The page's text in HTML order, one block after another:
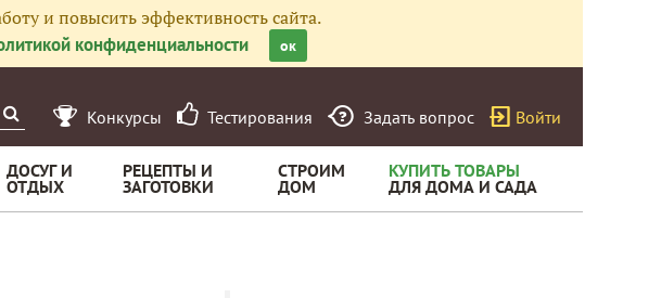
и повысить эффективность сайта.
конфиденциальности ок
Конкурсы Тестирования Задать вопрос Войти
ДОСУГ И
ОТДЫХ
РЕЦЕПТЫ И
ЗАГОТОВКИ
СТРОИМ
ДОМ
КУПИТЬ ТОВАРЫ
ДЛЯ ДОМА И САДА